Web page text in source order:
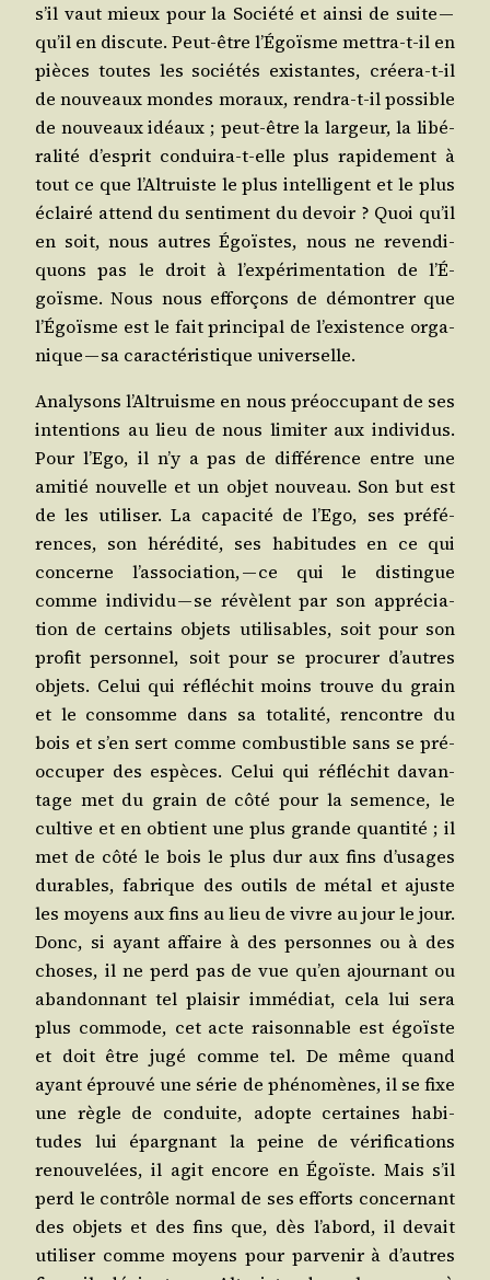
s’il vaut mieux pour la Socié­té et ain­si de suite —
qu’il en dis­cute. Peut-être l’É­goïsme met­tra-t-il en
pièces toutes les socié­tés exis­tantes, crée­ra-t-il
de nou­veaux mondes moraux, ren­dra-t-il pos­sible
de nou­veaux idéaux ; peut-être la lar­geur, la libé­
ra­li­té d’es­prit condui­ra-t-elle plus rapi­de­ment à
tout ce que l’Al­truiste le plus intel­li­gent et le plus
éclai­ré attend du sen­ti­ment du devoir ? Quoi qu’il
en soit, nous autres Égoïstes, nous ne reven­di­
quons pas le droit à l’ex­pé­ri­men­ta­tion de l’É­
goïsme. Nous nous effor­çons de démon­trer que
l’É­goïsme est le fait prin­ci­pal de l’exis­tence orga­
nique — sa carac­té­ris­tique universelle.
Ana­ly­sons l’Al­truisme en nous pré­oc­cu­pant de ses
inten­tions au lieu de nous limi­ter aux indi­vi­dus.
Pour l’E­go, il n’y a pas de dif­fé­rence entre une
ami­tié nou­velle et un objet nou­veau. Son but est
de les uti­li­ser. La capa­ci­té de l’E­go, ses pré­fé­
rences, son héré­di­té, ses habi­tudes en ce qui
concerne l’as­so­cia­tion, — ce qui le dis­tingue
comme indi­vi­du — se révèlent par son appré­cia­
tion de cer­tains objets uti­li­sables, soit pour son
pro­fit per­son­nel, soit pour se pro­cu­rer d’autres
objets. Celui qui réflé­chit moins trouve du grain
et le consomme dans sa tota­li­té, ren­contre du
bois et s’en sert comme com­bus­tible sans se pré­
oc­cu­per des espèces. Celui qui réflé­chit davan­
tage met du grain de côté pour la semence, le
cultive et en obtient une plus grande quan­ti­té ; il
met de côté le bois le plus dur aux fins d’u­sages
durables, fabrique des outils de métal et ajuste
les moyens aux fins au lieu de vivre au jour le jour.
Donc, si ayant affaire à des per­sonnes ou à des
choses, il ne perd pas de vue qu’en ajour­nant ou
aban­don­nant tel plai­sir immé­diat, cela lui sera
plus com­mode, cet acte rai­son­nable est égoïste
et doit être jugé comme tel. De même quand
ayant éprou­vé une série de phé­no­mènes, il se fixe
une règle de conduite, adopte cer­taines habi­
tudes lui épar­gnant la peine de véri­fi­ca­tions
renou­ve­lées, il agit encore en Égoïste. Mais s’il
perd le contrôle nor­mal de ses efforts concer­nant
des objets et des fins que, dès l’a­bord, il devait
uti­li­ser comme moyens pour par­ve­nir à d’autres